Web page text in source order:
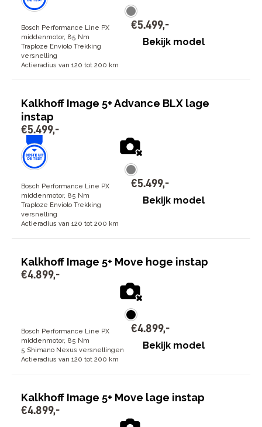
Bosch Performance Line PX
middenmotor, 85 Nm
Traploze Enviolo Trekking
versnelling
Actieradius van 120 tot 200 km
€5.499,-
Bekijk model
Kalkhoff Image 5+ Advance BLX lage
instap
€5.499,-
Bosch Performance Line PX
middenmotor, 85 Nm
Traploze Enviolo Trekking
versnelling
Actieradius van 120 tot 200 km
€5.499,-
Bekijk model
Kalkhoff Image 5+ Move hoge instap
€4.899,-
Bosch Performance Line PX
middenmotor, 85 Nm
5 Shimano Nexus versnellingen
Actieradius van 120 tot 200 km
€4.899,-
Bekijk model
Kalkhoff Image 5+ Move lage instap
€4.899,-